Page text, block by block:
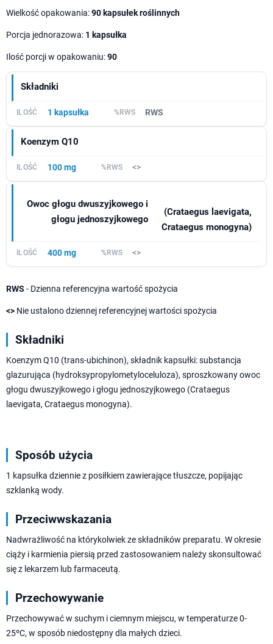
Wielkość opakowania:90 kapsułek roślinnych
Porcja jednorazowa: 1 kapsułka
Ilość porcji w opakowaniu:90
Składniki
1 kapsułka RWS
Koenzym Q10
100 mg <>
Owoc głogu dwuszyjkowego i
głogu jednoszyjkowego
(Crataegus laevigata,
Crataegus monogyna)
400 mg <>
RWS - Dzienna referencyjna wartość spożycia
<> Nie ustalono dziennej referencyjnej wartości spożycia
Składniki
Koenzym Q10 (trans-ubichinon), składnik kapsułki: substancja
glazurująca (hydroksypropylometyloceluloza), sproszkowany owoc
głogu dwuszyjkowego i głogu jednoszyjkowego (Crataegus
laevigata, Crataegus monogyna).
Sposób użycia
1 kapsułka dziennie z posiłkiem zawierające tłuszcze, popijając
szklanką wody.
Przeciwwskazania
Nadwrażliwość na którykolwiek ze składników preparatu. W okresie
ciąży i karmienia piersią przed zastosowaniem należy skonsultować
się z lekarzem lub farmaceutą.
Przechowywanie
Przechowywać w suchym i ciemnym miejscu, w temperaturze 0-
25ºC, w sposób niedostępny dla małych dzieci.